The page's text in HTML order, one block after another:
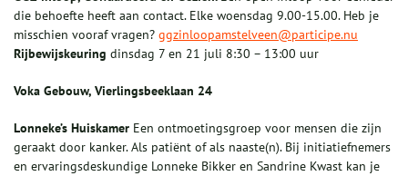
die behoefte heeft aan contact. Elke woensdag 9.00-15.00. Heb je
misschien vooraf vragen? ggzinloopamstelveen@participe.nu
Rijbewijskeuring dinsdag 7 en 21 juli 8:30 – 13:00 uur
Voka Gebouw, Vierlingsbeeklaan 24
Lonneke’s Huiskamer Een ontmoetingsgroep voor mensen die zijn
geraakt door kanker. Als patiënt of als naaste(n). Bij initiatiefnemers
en ervaringsdeskundige Lonneke Bikker en Sandrine Kwast kan je